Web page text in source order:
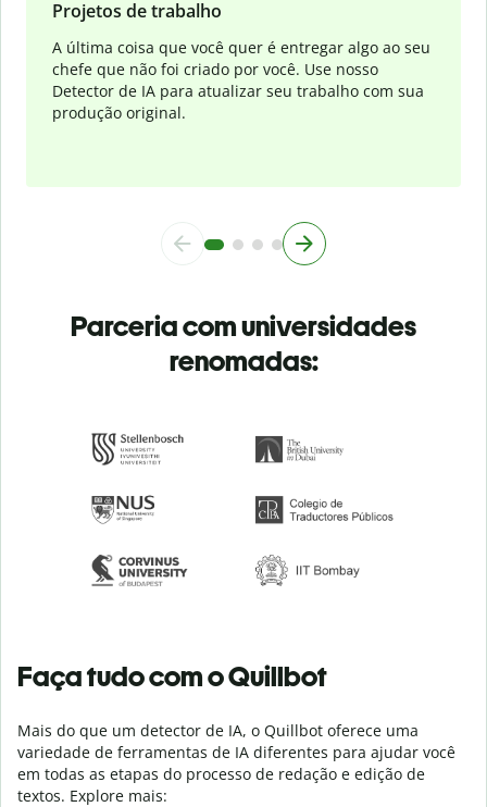
Projetos de trabalho
A última coisa que você quer é entregar algo ao seu
chefe que não foi criado por você. Use nosso
Detector de IA para atualizar seu trabalho com sua
produção original.
Parceria com universidades
renomadas:
Faça tudo com o Quillbot
Mais do que um detector de IA, o Quillbot oferece uma
variedade de ferramentas de IA diferentes para ajudar você
em todas as etapas do processo de redação e edição de
textos. Explore mais: